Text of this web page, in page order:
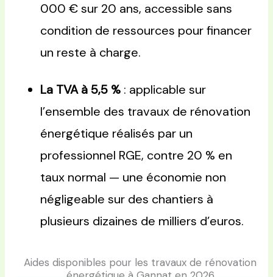
000 € sur 20 ans, accessible sans
condition de ressources pour financer
un reste à charge.
La TVA à 5,5 % : applicable sur
l’ensemble des travaux de rénovation
énergétique réalisés par un
professionnel RGE, contre 20 % en
taux normal — une économie non
négligeable sur des chantiers à
plusieurs dizaines de milliers d’euros.
Aides disponibles pour les travaux de rénovation